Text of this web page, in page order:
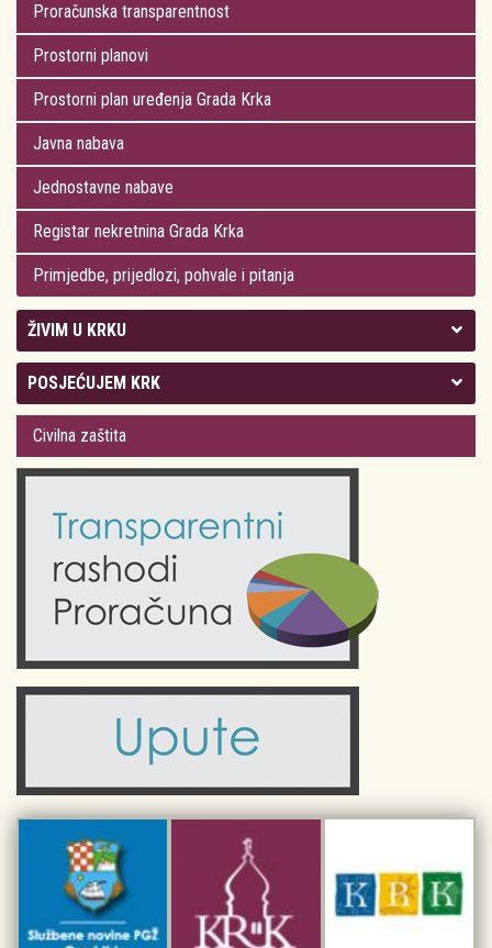
Proračunska transparentnost
Prostorni planovi
Prostorni plan uređenja Grada Krka
Javna nabava
Jednostavne nabave
Registar nekretnina Grada Krka
Primjedbe, prijedlozi, pohvale i pitanja
ŽIVIM U KRKU
Kolegij gradonačelnika
Gradsko vijeće
Odluke Grada Krka (Službene novine PGŽ)
Obrazovanje
Komunalne usluge
Civilni sektor (arhiva udruga)
Sport i rekreacija
POSJEĆUJEM KRK
Plan Grada Krka
Krk 360° VR panorama
Krk uživo
Fotogalerije
Kalendar događanja
Turistička zajednica otoka Krka
Kulturno-turistička ruta Putovima Frankopana
Dar iz Krka
Interpretacijski centar pomorske baštine
Civilna zaštita